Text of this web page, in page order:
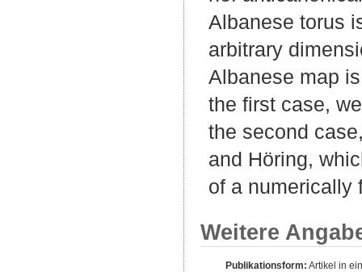
Albanese torus
arbitrary
Albanese map
the first case,
the second
and Höring,
of a numerically
Weitere
Publikationsform: Artikel in